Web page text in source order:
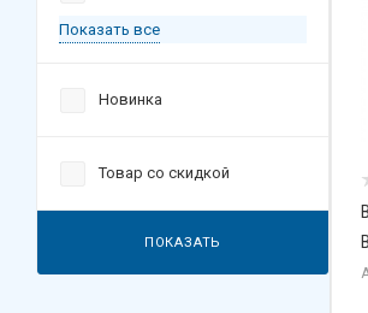
Показать все
Новинка
Товар со скидкой
ПОКАЗАТЬ